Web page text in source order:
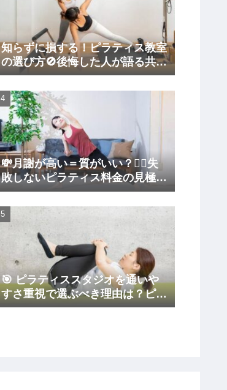
知らずに損する！ピラティス教室
の選び方🚫後悔した人が語る共通
の落とし穴
💸月謝が高い＝質がいい？🧘‍♀️失
敗しないピラティス料金の見極め
方
🎯 ピラティススタジオを通いや
すさ重視で選ぶべき理由は？ピラ
ティス初心者が後悔しないコツ